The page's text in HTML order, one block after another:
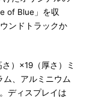
of Blue」を収
ンドトラックか
）×19（厚さ）ミ
ム、アルミニウム
ディスプレイは